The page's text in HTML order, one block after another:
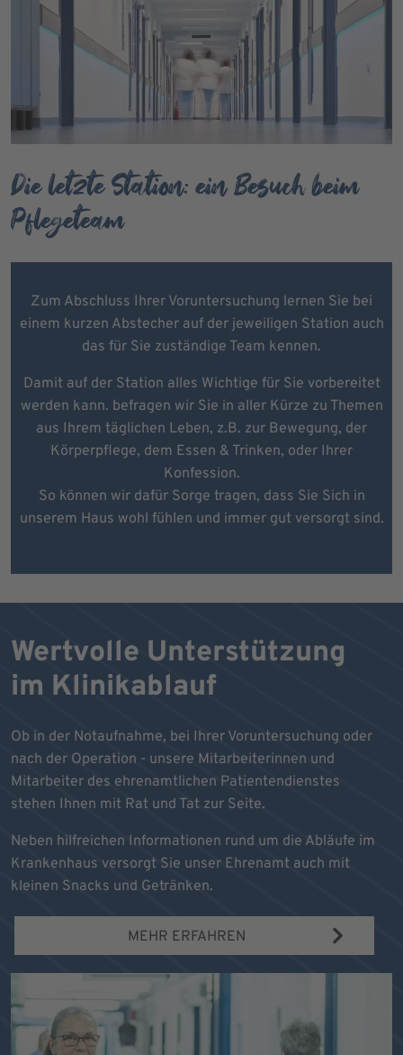
Die letzte Station: ein Besuch beim
Pflegeteam
Zum Abschluss Ihrer Voruntersuchung lernen Sie bei
einem kurzen Abstecher auf der jeweiligen Station auch
das für Sie zuständige Team kennen.
Damit auf der Station alles Wichtige für Sie vorbereitet
werden kann. befragen wir Sie in aller Kürze zu Themen
aus Ihrem täglichen Leben, z.B. zur Bewegung, der
Körperpflege, dem Essen & Trinken, oder Ihrer
Konfession.
So können wir dafür Sorge tragen, dass Sie Sich in
unserem Haus wohl fühlen und immer gut versorgt sind.
Wertvolle Unterstützung
im Klinikablauf
Ob in der Notaufnahme, bei Ihrer Voruntersuchung oder
nach der Operation - unsere Mitarbeiterinnen und
Mitarbeiter des ehrenamtlichen Patientendienstes
stehen Ihnen mit Rat und Tat zur Seite.
Neben hilfreichen Informationen rund um die Abläufe im
Krankenhaus versorgt Sie unser Ehrenamt auch mit
kleinen Snacks und Getränken.
MEHR ERFAHREN